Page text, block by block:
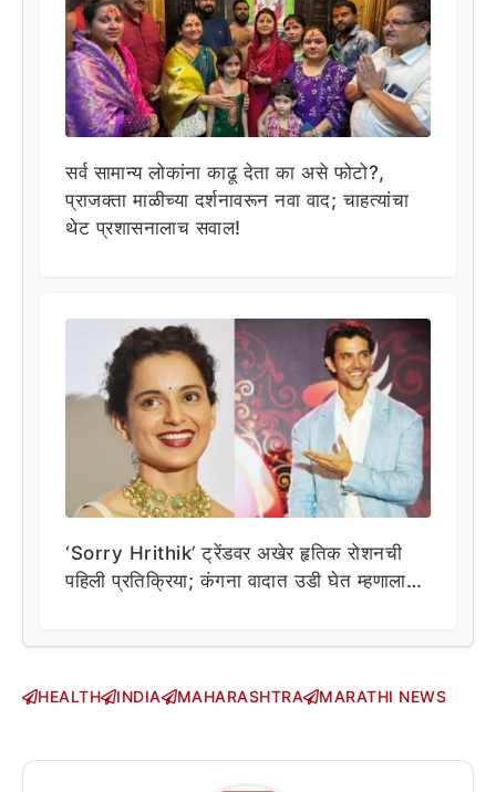
सर्व सामान्य लोकांना काढू देता का असे फोटो?,
प्राजक्ता माळीच्या दर्शनावरून नवा वाद; चाहत्यांचा
थेट प्रशासनालाच सवाल!
‘Sorry Hrithik’ ट्रेंडवर अखेर हृतिक रोशनची
पहिली प्रतिक्रिया; कंगना वादात उडी घेत म्हणाला…
HEALTH INDIA MAHARASHTRA MARATHI NEWS